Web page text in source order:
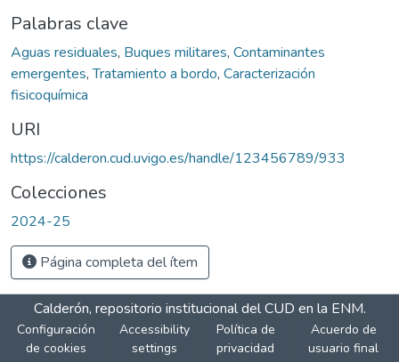
Palabras clave
Aguas residuales, Buques militares, Contaminantes
emergentes,Tratamiento a bordo, Caracterización
fisicoquímica
URI
https://calderon.cud.uvigo.es/handle/123456789/933
Colecciones
2024-25
Página completa del ítem
Calderón, repositorio institucional del CUD en la ENM.
Configuración
de cookies
Accessibility
settings
Política de
privacidad
Acuerdo de
usuario final